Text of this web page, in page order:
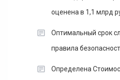
оценена в 1,1 млрд
Оптимальный срок
правила
Определена